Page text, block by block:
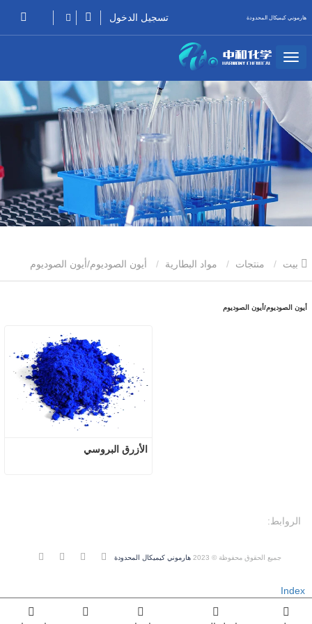
تسجيل الدخول هارموني كيميكال المحدودة
منتجات مواد البطارية
أيون الصوديوم/أيون الصوديوم
الأزرق البروسي
الروابط:
جميع الحقوق محفوظة © 2023 هارموني كيميكال المحدودة
Index